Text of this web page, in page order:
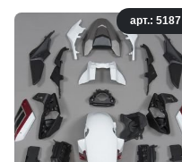
арт.: 5187